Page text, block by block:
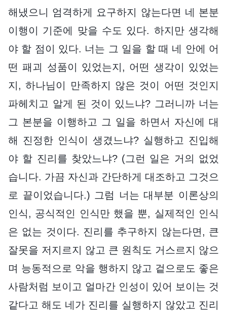
해냈으니 엄격하게 요구하지 않는다면 네 본분
이행이 기준에 맞을 수도 있다. 하지만 생각해
야 할 점이 있다. 너는 그 일을 할 때 네 안에 어
떤 패괴 성품이 있었는지, 어떤 생각이 있었는
지, 하나님이 만족하지 않은 것이 어떤 것인지
파헤치고 알게 된 것이 있느냐? 그러니까 너는
그 본분을 이행하고 그 일을 하면서 자신에 대
해 진정한 인식이 생겼느냐? 실행하고 진입해
야 할 진리를 찾았느냐? (그런 일은 거의 없었
습니다. 가끔 자신과 간단하게 대조하고 그것으
로 끝이었습니다.) 그럼 너는 대부분 이론상의
인식, 공식적인 인식만 했을 뿐, 실제적인 인식
은 없는 것이다. 진리를 추구하지 않는다면, 큰
잘못을 저지르지 않고 큰 원칙도 거스르지 않으
며 능동적으로 악을 행하지 않고 겉으로도 좋은
사람처럼 보이고 얼마간 인성이 있어 보이는 것
같다고 해도 네가 진리를 실행하지 않았고 진리